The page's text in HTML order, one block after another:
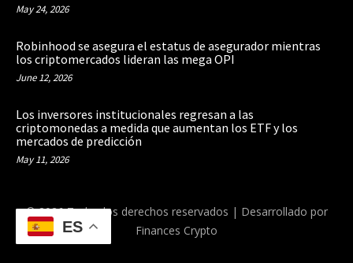
May 24, 2026
Robinhood se asegura el estatus de asegurador mientras
los criptomercados lideran las mega OPI
June 12, 2026
Los inversores institucionales regresan a las
criptomonedas a medida que aumentan los ETF y los
mercados de predicción
May 11, 2026
© 2026 Todos los derechos reservados | Desarrollado por
Finances Crypto
ES